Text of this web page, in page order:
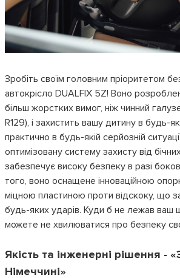
Зробіть своїм головним пріоритетом
автокрісло DUALFIX 5Z! Воно
більш жорстких вимог, ніж чинний
R129), і захистить вашу дитину в будь-
практично в будь-якій серйозній
оптимізовану систему захисту від
забезпечує високу безпеку в разі
того, воно оснащене інноваційною
міцною пластиною проти відскоку, що
будь-яких ударів. Куди б не лежав ваш
можете не хвилюватися про безпеку
Якість та інженерні рішення -
Німеччині»